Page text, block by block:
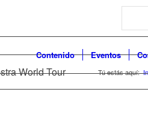
Search
Contenido Eventos
World Tour Tú estás aquí: